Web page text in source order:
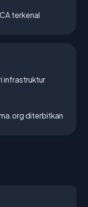
terkenal
infrastruktur
diterbitkan